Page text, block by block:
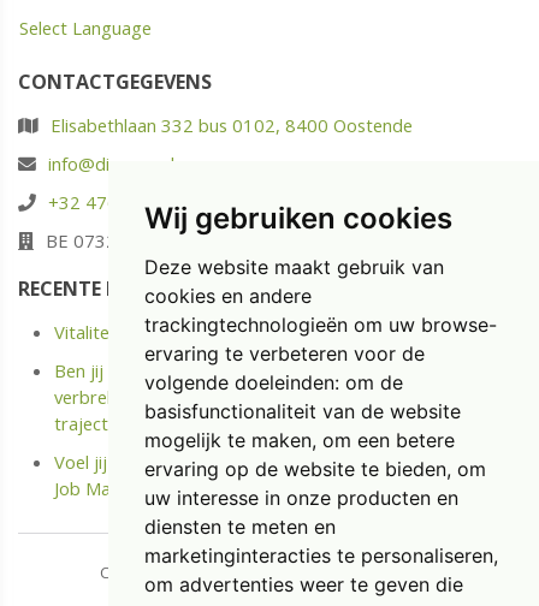
Wij gebruiken cookies
Deze website maakt gebruik van
cookies en andere
trackingtechnologieën om uw browse-
ervaring te verbeteren voor de
volgende doeleinden: om de
basisfunctionaliteit van de website
mogelijk te maken, om een betere
ervaring op de website te bieden, om
uw interesse in onze producten en
diensten te meten en
marketinginteracties te personaliseren,
om advertenties weer te geven die
Select Language
CONTACTGEGEVENS
Elisabethlaan 332 bus 0102, 8400 Oostende
info@diaspoor.be
+32 476 88 05 37
BE 0732.580.523
RECENTE POSTS
Vitaliteit: energie opladen in plaats van enkel uitrusten
Ben jij langdurige ziek of Kreeg je onlangs een Medische
verbreking? Ontdek het kostenloze Terug naar Werk
traject.
Voel jij je niet meer gemotiveerd op jouw job? Doe de
Job Match Scan
Copyright © 2026 Diaspoor. All rights reserved.
Privacy & Cookies|UP-TO-DATE WebDesign